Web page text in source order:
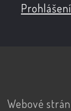
Webové